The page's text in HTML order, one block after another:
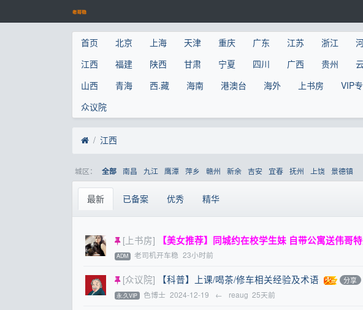
首页 北京 上海 天津 重庆 广东 江苏 浙江
江西
福建 陕西 甘肃 宁夏 四川 广西 贵州
山西
青海 西.藏 海南 港澳台 海外 上书房 VIP
众议院
江西
城区： 全部 南昌 九江 鹰潭 萍乡 赣州 新余 吉安 宜春 抚州 上饶 景德镇
最新 已备案 优秀 精华
[上书房] 【美女推荐】同城约在校学生妹 自带公寓送伟哥
ADM 老司机开车稳 23小时前
[众议院] 【科普】上课/喝茶/修车相关经验及术语 分享
永.久VIP 色博士 2024-12-19 ← reaug 25天前